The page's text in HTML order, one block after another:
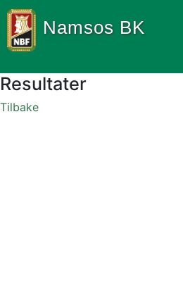
Namsos BK
Resultater
Tilbake